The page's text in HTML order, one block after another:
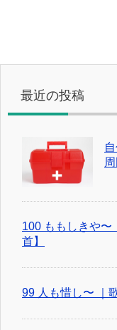
最近の投稿
100 ももしきや〜
首】
99 人も惜し〜 ｜